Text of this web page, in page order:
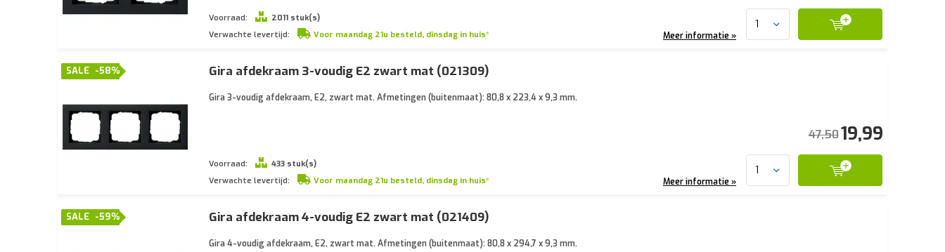
Voorraad:
2011 stuk(s)
Verwachte levertijd:
Voor maandag 21u besteld, dinsdag in huis* Meer informatie »
-58%
SALE Gira afdekraam 3-voudig E2 zwart mat (021309)
Gira 3-voudig afdekraam, E2, zwart mat. Afmetingen (buitenmaat): 80,8 x 223,4 x 9,3 mm.
Voorraad:
433 stuk(s)
Verwachte levertijd:
Voor maandag 21u besteld, dinsdag in huis*
47,5019,99
Meer informatie »
-59%
SALE Gira afdekraam 4-voudig E2 zwart mat (021409)
Gira 4-voudig afdekraam, E2, zwart mat. Afmetingen (buitenmaat): 80,8 x 294,7 x 9,3 mm.